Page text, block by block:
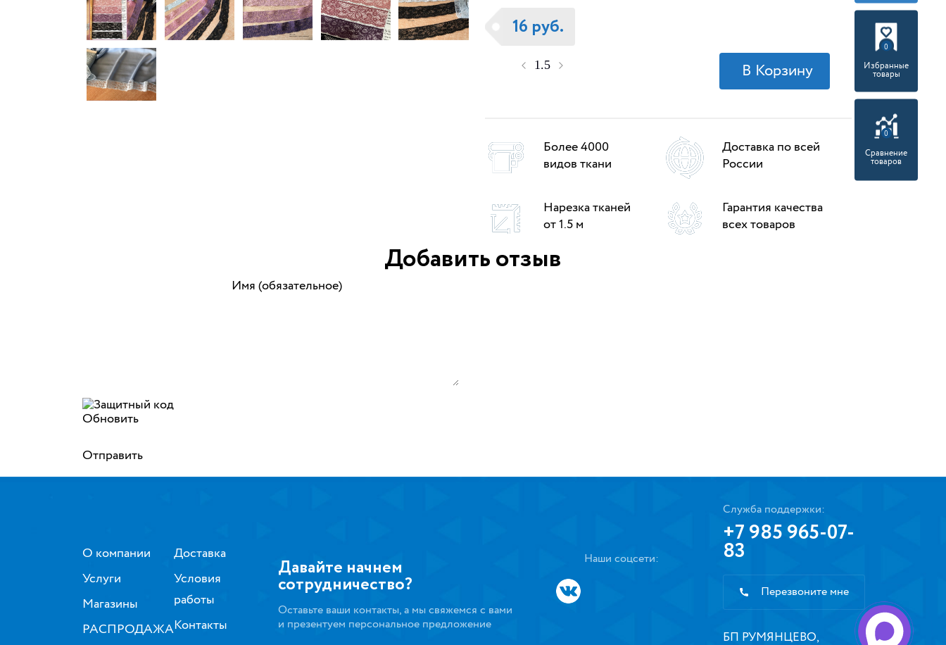
16 руб.
Более 4000
видов ткани
Доставка по всей
России
Нарезка тканей
от 1.5 м
Гарантия качества
всех товаров
Добавить отзыв
Имя (обязательное)
Обновить
Отправить
0
Избранные
товары
0
Сравнение
товаров
О компании
Услуги
Магазины
РАСПРОДАЖА
Доставка
Условия
работы
Контакты
Давайте начнем
сотрудничество?
Оставьте ваши контакты, а мы свяжемся с вами
и презентуем персональное предложение
Наши соцсети:
Служба поддержки:
+7 985 965-07-
83
Перезвоните мне
БП РУМЯНЦЕВО,